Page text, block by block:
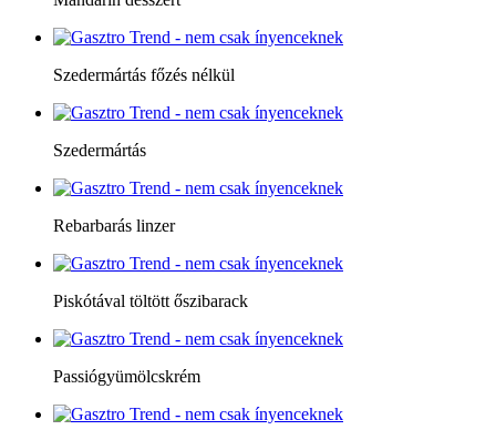
Szedermártás főzés nélkül
Szedermártás
Rebarbarás linzer
Piskótával töltött őszibarack
Passiógyümölcskrém